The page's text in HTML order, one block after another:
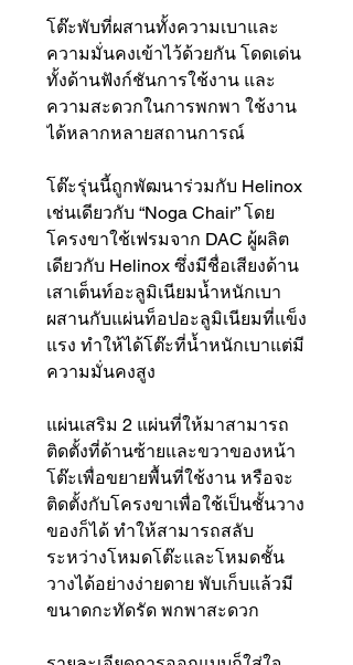
โต๊ะพับที่ผสานทั้งความเบาและ
ความมั่นคงเข้าไว้ด้วยกัน โดดเด่น
ทั้งด้านฟังก์ชันการใช้งาน และ
ความสะดวกในการพกพา ใช้งาน
ได้หลากหลายสถานการณ์
โต๊ะรุ่นนี้ถูกพัฒนาร่วมกับ Helinox
เช่นเดียวกับ “Noga Chair” โดย
โครงขาใช้เฟรมจาก DAC ผู้ผลิต
เดียวกับ Helinox ซึ่งมีชื่อเสียงด้าน
เสาเต็นท์อะลูมิเนียมน้ำหนักเบา
ผสานกับแผ่นท็อปอะลูมิเนียมที่แข็ง
แรง ทำให้ได้โต๊ะที่น้ำหนักเบาแต่มี
ความมั่นคงสูง
แผ่นเสริม 2 แผ่นที่ให้มาสามารถ
ติดตั้งที่ด้านซ้ายและขวาของหน้า
โต๊ะเพื่อขยายพื้นที่ใช้งาน หรือจะ
ติดตั้งกับโครงขาเพื่อใช้เป็นชั้นวาง
ของก็ได้ ทำให้สามารถสลับ
ระหว่างโหมดโต๊ะและโหมดชั้น
วางได้อย่างง่ายดาย พับเก็บแล้วมี
ขนาดกะทัดรัด พกพาสะดวก